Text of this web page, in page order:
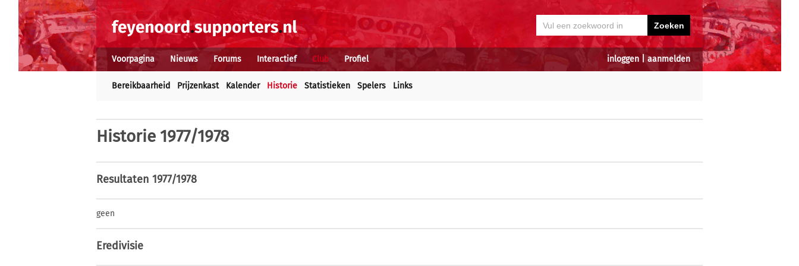
inloggen aanmelden
Voorpagina Nieuws Forums Interactief Club Profiel
Bereikbaarheid Prijzenkast Kalender Historie Statistieken Spelers Links
Historie 1977/1978
Resultaten 1977/1978
geen
Eredivisie